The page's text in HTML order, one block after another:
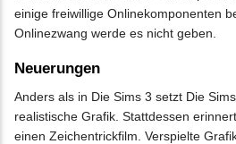
einige freiwillige Onlinekomponenten
Onlinezwang werde es nicht geben.
Neuerungen
Anders als in Die Sims 3 setzt Die
realistische Grafik. Stattdessen
einen Zeichentrickfilm. Verspielte